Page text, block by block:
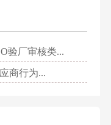
验厂审核类...
商行为...